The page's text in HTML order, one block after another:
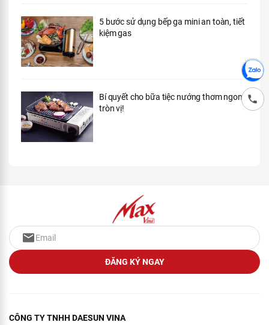
Câu hỏi thường gặp
Giải quyết khiếu nại
Hướng dẫn thanh toán VNPAY
CHÍNH SÁCH
Điều khoản dich vụ
Chính sách thanh toán
Chính sách bảo hành
Chính sách đổi trả
Chính sách kiểm hàng
Chính sách bảo mật thông tin thanh toán